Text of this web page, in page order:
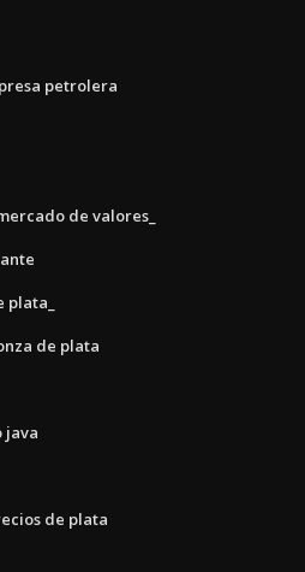
petrolera
de valores_
de plata
java
de plata